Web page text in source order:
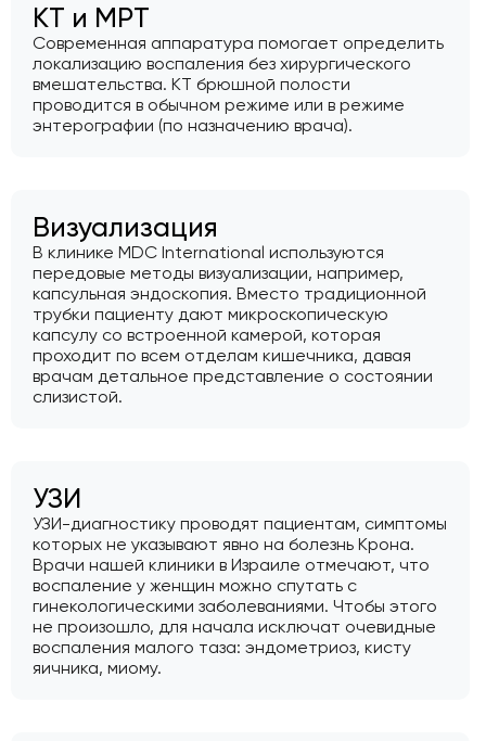
КТ и МРТ
Современная аппаратура помогает определить
локализацию воспаления без хирургического
вмешательства. КТ брюшной полости
проводится в обычном режиме или в режиме
энтерографии (по назначению врача).
Визуализация
В клинике MDC International используются
передовые методы визуализации, например,
капсульная эндоскопия. Вместо традиционной
трубки пациенту дают микроскопическую
капсулу со встроенной камерой, которая
проходит по всем отделам кишечника, давая
врачам детальное представление о состоянии
слизистой.
УЗИ
УЗИ-диагностику проводят пациентам, симптомы
которых не указывают явно на болезнь Крона.
Врачи нашей клиники в Израиле отмечают, что
воспаление у женщин можно спутать с
гинекологическими заболеваниями. Чтобы этого
не произошло, для начала исключат очевидные
воспаления малого таза: эндометриоз, кисту
яичника, миому.